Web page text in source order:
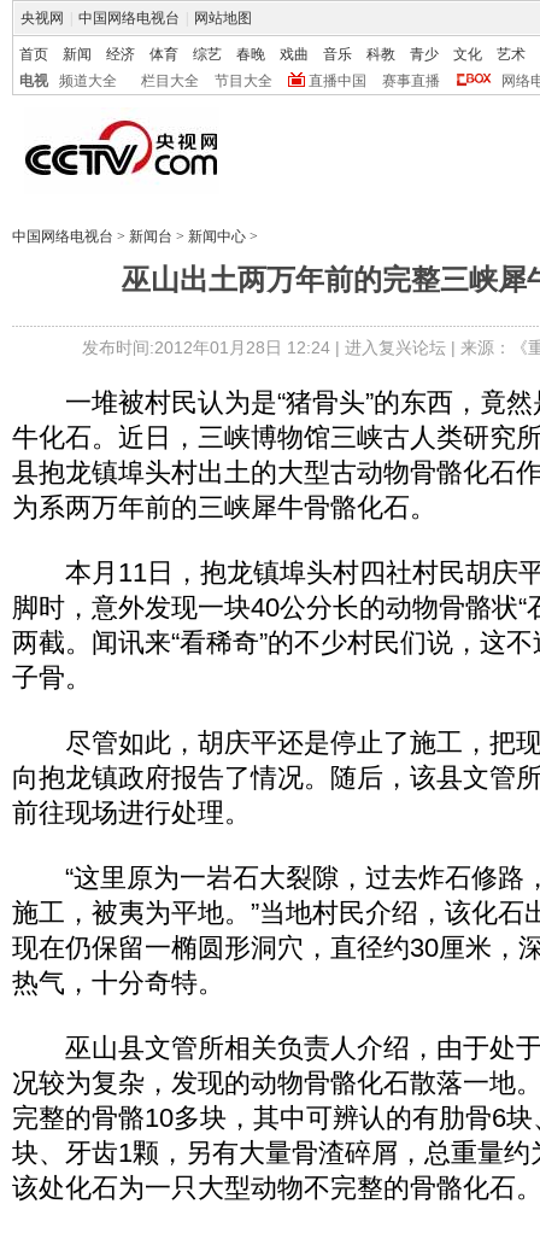
央视网 中国网络电视台 网站地图
首页 新闻 经济 体育 综艺 春晚 戏曲 音乐 科教 青少 文化
艺术
电视
频道大全 栏目大全 节目大全 直播中国 赛事直播 网络
中国网络电视台 > 新闻台 > 新闻中心 >
巫山出土两万年前的完整三峡犀
发布时间:2012年01月28日 12:24 | 进入复兴论坛| 来源：《
一堆被村民认为是“猪骨头”的东西，竟然
牛化石。近日，三峡博物馆三峡古人类研究
县抱龙镇埠头村出土的大型古动物骨骼化石
为系两万年前的三峡犀牛骨骼化石。
本月11日，抱龙镇埠头村四社村民胡庆
脚时，意外发现一块40公分长的动物骨骼状“
两截。闻讯来“看稀奇”的不少村民们说，这
子骨。
尽管如此，胡庆平还是停止了施工，把
向抱龙镇政府报告了情况。随后，该县文管
前往现场进行处理。
“这里原为一岩石大裂隙，过去炸石修路
施工，被夷为平地。”当地村民介绍，该化石
现在仍保留一椭圆形洞穴，直径约30厘米，
热气，十分奇特。
巫山县文管所相关负责人介绍，由于处
况较为复杂，发现的动物骨骼化石散落一地
完整的骨骼10多块，其中可辨认的有肋骨6
块、牙齿1颗，另有大量骨渣碎屑，总重量
该处化石为一只大型动物不完整的骨骼化石